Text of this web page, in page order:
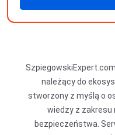
należący do
stworzony z myślą o
wiedzy z
bezpieczeństwa.